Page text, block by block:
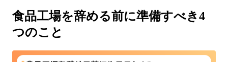
食品工場を辞める前に準備すべき4
つのこと